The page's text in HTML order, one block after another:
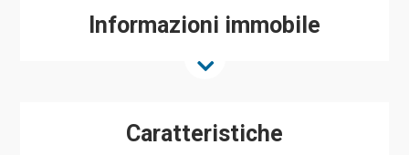
Informazioni immobile
Caratteristiche